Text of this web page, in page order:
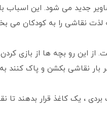
جدید می شود. این اسباب
لذت نقاشی را به کودکان می
از این رو بچه ها از بازی
بار نقاشی بکشن و پاک کنند
، یک کاغذ قرار بدهند